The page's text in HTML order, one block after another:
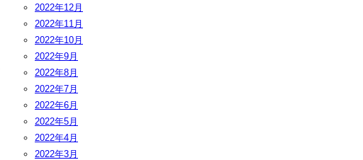
2022年12月
2022年11月
2022年10月
2022年9月
2022年8月
2022年7月
2022年6月
2022年5月
2022年4月
2022年3月